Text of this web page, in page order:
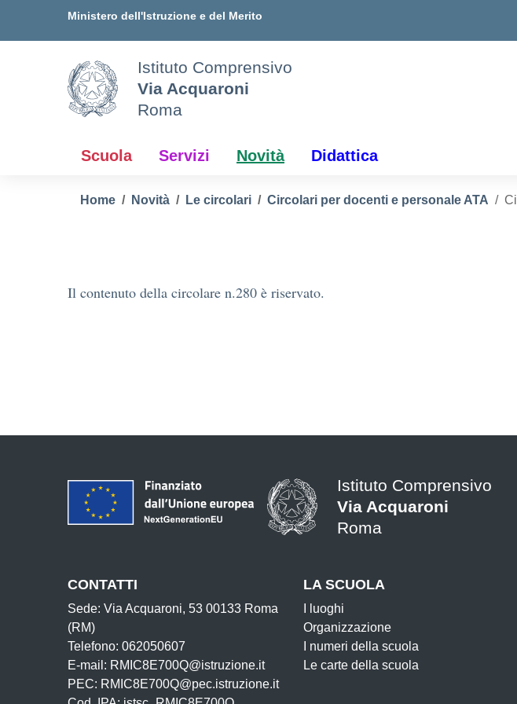
Ministero dell'Istruzione e del Merito
Istituto Comprensivo
Via Acquaroni
Roma
Scuola Servizi Novità Didattica
Home Novità Le circolari Circolari per docenti e personale ATA
Il contenuto della circolare n.280 è riservato.
Istituto Comprensivo
Via Acquaroni
Roma
CONTATTI
Sede: Via Acquaroni, 53 00133 Roma
(RM)
Telefono: 062050607
E-mail: RMIC8E700Q@istruzione.it
PEC: RMIC8E700Q@pec.istruzione.it
LA SCUOLA
I luoghi
Organizzazione
I numeri della scuola
Le carte della scuola